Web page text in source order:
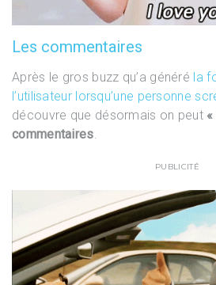
Les commentaires
Après le gros buzz qu’a généré la
l’utilisateur lorsqu’une personne
découvre que désormais on peut
commentaires.
PUBLICITÉ